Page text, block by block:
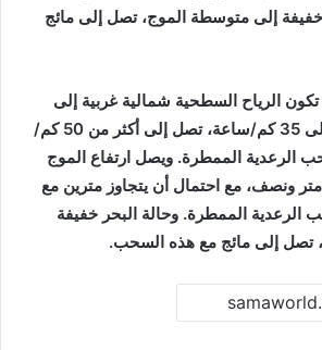
خفيفة إلى متوسطة الموج، تصل إلى مائج
الرياح السطحية شمالية غربية إلى
شمالية بسرعة 15 إلى 35 كم/ساعة، تصل إلى أكثر من 50 كم/
الرعدية الممطرة. ويصل ارتفاع الموج
ونصف، مع احتمال أن يتجاوز مترين مع
الرعدية الممطرة. وحالة البحر خفيفة
تصل إلى مائج مع هذه السحب.